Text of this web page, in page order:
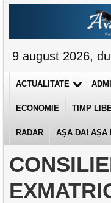
9 august 2026,
ACTUALITATE
ECONOMIE TIMP
RADAR AȘA DA! AȘA